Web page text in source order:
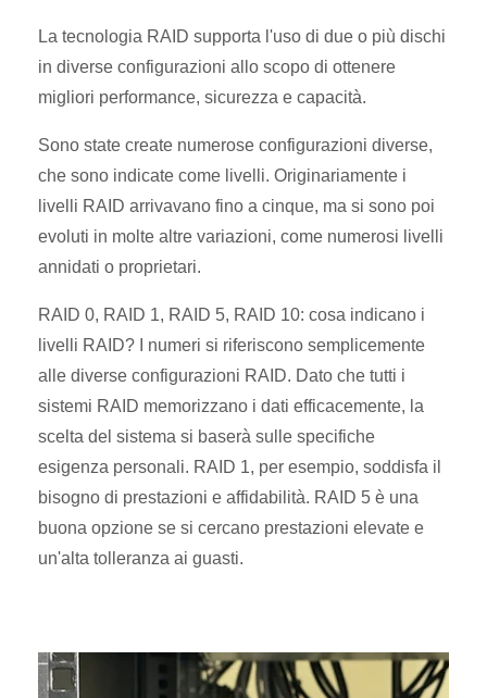
La tecnologia RAID supporta l'uso di due o più dischi
in diverse configurazioni allo scopo di ottenere
migliori performance, sicurezza e capacità.
Sono state create numerose configurazioni diverse,
che sono indicate come livelli. Originariamente i
livelli RAID arrivavano fino a cinque, ma si sono poi
evoluti in molte altre variazioni, come numerosi livelli
annidati o proprietari.
RAID 0, RAID 1, RAID 5, RAID 10: cosa indicano i
livelli RAID? I numeri si riferiscono semplicemente
alle diverse configurazioni RAID. Dato che tutti i
sistemi RAID memorizzano i dati efficacemente, la
scelta del sistema si baserà sulle specifiche
esigenza personali. RAID 1, per esempio, soddisfa il
bisogno di prestazioni e affidabilità. RAID 5 è una
buona opzione se si cercano prestazioni elevate e
un'alta tolleranza ai guasti.